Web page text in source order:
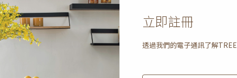
立即註冊
透過我們的電子通訊了解TREE